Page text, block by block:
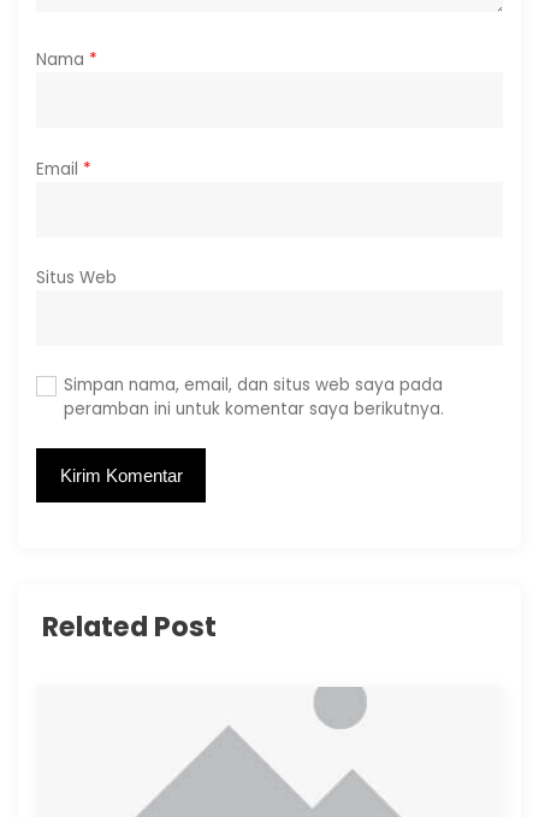
Nama *
Email *
Situs Web
Simpan nama, email, dan situs web saya pada
peramban ini untuk komentar saya berikutnya.
Related Post